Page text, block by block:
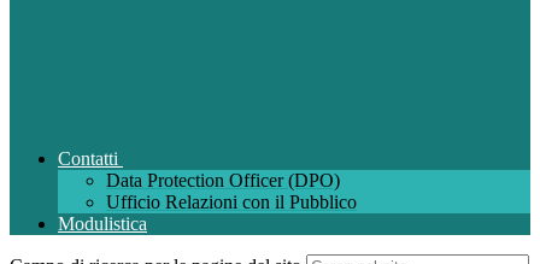
Contatti
Data Protection Officer (DPO)
Ufficio Relazioni con il Pubblico
Modulistica